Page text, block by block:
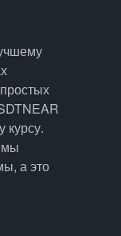
мы
а это